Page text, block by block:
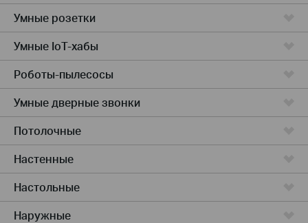
Умные розетки
Умные IoT-хабы
Роботы-пылесосы
Умные дверные звонки
Потолочные
Настенные
Настольные
Наружные